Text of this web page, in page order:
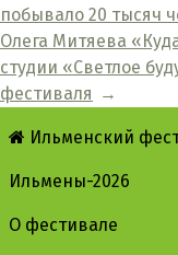
побывало 20 тысяч
Олега Митяева
студии «Светлое
фестиваля →
Ильменский
Ильмены-2026
О фестивале